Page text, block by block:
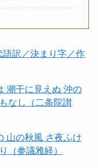
訳／決まり字／作
潮干に見えぬ 沖の
なし（二条院讃
山の秋風 さ夜ふけ
（参議雅経）